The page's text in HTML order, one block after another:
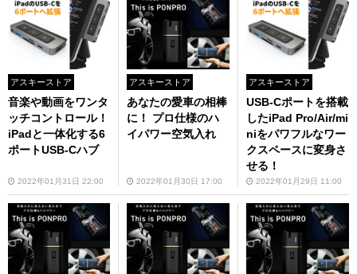
アスキーストア
音楽や動画をワンタ
ッチコントロール！
iPadと一体化する6
ポートUSB-Cハブ
2022年01月31日 22:00
アスキーストア
あなたの愛車の相棒
に！ プロ仕様のハ
イパワー空気入れ
2022年01月30日 17:00
アスキーストア
USB-Cポートを搭載
したiPad Pro/Air/mi
niをパワフルなワー
クスペースに変身さ
せる！
2022年01月29日 11:00